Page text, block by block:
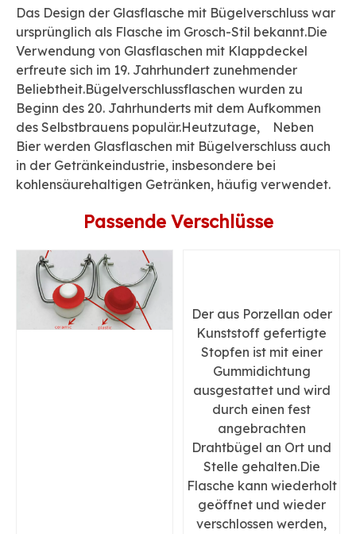
Das Design der Glasflasche mit Bügelverschluss war
ursprünglich als Flasche im Grosch-Stil bekannt.Die
Verwendung von Glasflaschen mit Klappdeckel
erfreute sich im 19. Jahrhundert zunehmender
Beliebtheit.Bügelverschlussflaschen wurden zu
Beginn des 20. Jahrhunderts mit dem Aufkommen
des Selbstbrauens populär.Heutzutage, Neben
Bier werden Glasflaschen mit Bügelverschluss auch
in der Getränkeindustrie, insbesondere bei
kohlensäurehaltigen Getränken, häufig verwendet.
Passende Verschlüsse
Der aus Porzellan oder
Kunststoff gefertigte
Stopfen ist mit einer
Gummidichtung
ausgestattet und wird
durch einen fest
angebrachten
Drahtbügel an Ort und
Stelle gehalten.Die
Flasche kann wiederholt
geöffnet und wieder
verschlossen werden,